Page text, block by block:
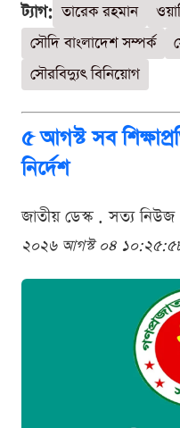
ট্যাগ: তারেক রহমান
সৌদি বাংলাদেশ সম্পর্ক
সৌরবিদ্যুৎ বিনিয়োগ
৫ আগস্ট সব
নির্দেশ
জাতীয় ডেস্ক . সত্য নিউজ
২০২৬ আগস্ট ০৪